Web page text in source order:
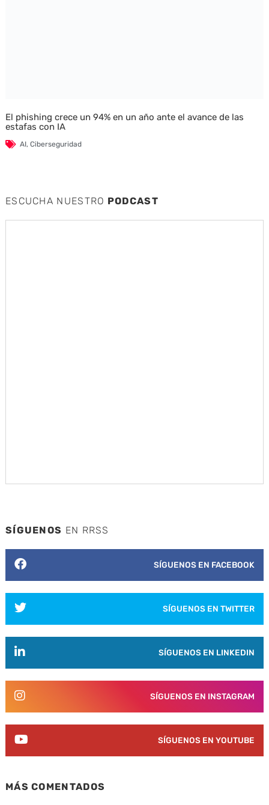
El phishing crece un 94% en un año ante el avance de las
estafas con IA
AI, Ciberseguridad
ESCUCHA NUESTRO PODCAST
SÍGUENOS EN RRSS
SÍGUENOS EN FACEBOOK
SÍGUENOS EN TWITTER
SÍGUENOS EN LINKEDIN
SÍGUENOS EN INSTAGRAM
SÍGUENOS EN YOUTUBE
MÁS COMENTADOS